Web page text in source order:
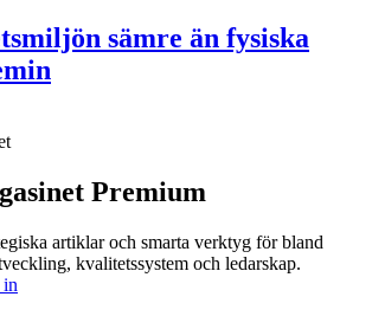
sämre än fysiska
Premium
artiklar och smarta verktyg för bland
kvalitetssystem och ledarskap.